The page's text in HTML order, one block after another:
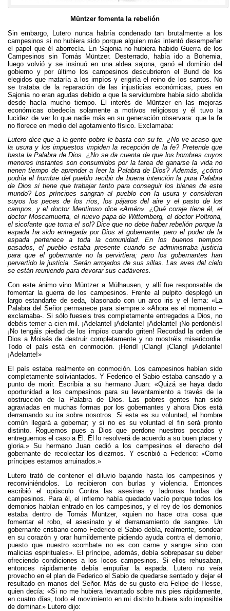
Müntzer fomenta la rebelión
Sin embargo, Lutero nunca habría condenado tan brutalmente a los
campesinos si no hubiera sido porque alguien más intentó desempeñar
el papel que él aborrecía. En Sajonia no hubiera habido Guerra de los
Campesinos sin Tomás Müntzer. Desterrado, había ido a Bohemia,
luego volvió y se insinuó en una aldea sajona, ganó el dominio del
gobierno y por último los campesinos descubrieron el Bund de los
elegidos que mataría a los impíos y erigiría el reino de los santos. No
se trataba de la reparación de las injusticias económicas, pues en
Sajonia no eran agudas debido a que la servidumbre había sido abolida
desde hacía mucho tiempo. El interés de Müntzer en las mejoras
económicas obedecía solamente a motivos religiosos y él tuvo la
lucidez de ver lo que nadie más en su generación observara: que la fe
no florece en medio del agotamiento físico. Exclamaba:
Lutero dice que a la gente pobre le basta con su fe. ¿No ve acaso que
la usura y los impuestos impiden la recepción de la fe? Pretende que
basta la Palabra de Dios. ¿No se da cuenta de que los hombres cuyos
menores instantes son consumidos por la tarea de ganarse la vida no
tienen tiempo de aprender a leer la Palabra de Dios? Además, ¿cómo
podría el hombre del pueblo recibir de buena intención la pura Palabra
de Dios si tiene que trabajar tanto para conseguir los bienes de este
mundo? Los príncipes sangran al pueblo con la usura y consideran
suyos los peces de los ríos, los pájaros del aire y el pasto de los
campos, y el doctor Mentiroso dice «Amén». ¿Qué coraje tiene él, el
doctor Moscamuerta, el nuevo papa de Wittemberg, el doctor Poltrona,
el sicofante que toma el sol? Dice que no debe haber rebelión porque la
espada ha sido entregada por Dios al gobernante, pero el poder de la
espada pertenece a toda la comunidad. En los buenos tiempos
pasados, el pueblo estaba presente cuando se administraba justicia
para que el gobernante no la pervirtiera; pero los gobernantes han
pervertido la justicia. Serán arrojados de sus sillas. Las aves del cielo
se están reuniendo para devorar sus cadáveres.
Con este ánimo vino Müntzer a Mülhausen, y allí fue responsable de
fomentar la guerra de los campesinos. Frente al pulpito desplegó un
largo estandarte de seda, blasonado con un arco iris y el lema: «La
Palabra del Señor permanece para siempre.» «Ahora es el momento –
exclamaba-. Si sólo fueseis tres completamente entregados a Dios, no
debéis temer a cien mil. ¡Adelante! ¡Adelante! ¡Adelante! ¡No perdonéis!
¡No tengáis piedad de los impíos cuando griten! Recordad la orden de
Dios a Moisés de destruir completamente y no mostréis misericordia.
Todo el país está en conmoción. ¡Herid! ¡Clang! ¡Clang! ¡Adelante!
¡Adelante!»
El país estaba realmente en conmoción. Los campesinos habían sido
completamente soliviantados. Y Federico el Sabio estaba cansado y a
punto de morir. Escribía a su hermano Juan: «Quizá se haya dado
oportunidad a los campesinos para su levantamiento a través de la
obstrucción de la Palabra de Dios. Las pobres gentes han sido
agraviadas en muchas formas por los gobernantes y ahora Dios está
derramando su ira sobre nosotros. Si esta es su voluntad, el hombre
común llegará a gobernar; y si no es su voluntad el fin será pronto
distinto. Roguemos pues a Dios que perdone nuestros pecados y
entreguemos el caso a Él. Él lo resolverá de acuerdo a su buen placer y
gloria.» Su hermano Juan cedió a los campesinos el derecho del
gobernante de recolectar los diezmos. Y escribió a Federico: «Como
príncipes estamos arruinados.»
Lutero trató de contener el diluvio bajando hasta los campesinos y
reconviniéndolos. Lo recibieron con burlas y violencia. Entonces
escribió el opúsculo Contra las asesinas y ladronas hordas de
campesinos. Para él, el infierno había quedado vacío porque todos los
demonios habían entrado en los campesinos, y el rey de los demonios
estaba dentro de Tomás Müntzer, «quien no hace otra cosa que
fomentar el robo, el asesinato y el derramamiento de sangre». Un
gobernante cristiano como Federico el Sabio debía, realmente, sondear
en su corazón y orar humildemente pidiendo ayuda contra el demonio,
puesto que nuestro «combate no es con carne y sangre sino con
malicias espirituales». El príncipe, además, debía sobrepasar su deber
ofreciendo condiciones a los locos campesinos. Si ellos rehusaban,
entonces rápidamente debía empuñar la espada. Lutero no veía
provecho en el plan de Federico el Sabio de quedarse sentado y dejar el
resultado en manos del Señor. Más de su gusto era Felipe de Hesse,
quien decía: «Si no me hubiera levantado sobre mis pies rápidamente,
en cuatro días, todo el movimiento en mi distrito hubiera sido imposible
de dominar.» Lutero dijo: